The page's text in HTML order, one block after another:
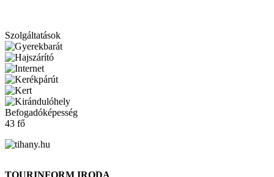
Szolgáltatások
Befogadóképesség
43 fő